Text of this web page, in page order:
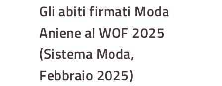
Gli abiti firmati Moda
Aniene al WOF 2025
(Sistema Moda,
Febbraio 2025)